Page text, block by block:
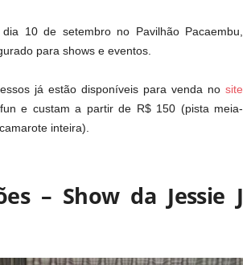
10 de setembro no Pavilhão Pacaembu,
para shows e eventos.
já estão disponíveis para venda no site
e custam a partir de R$ 150 (pista meia-
inteira).
– Show da Jessie J